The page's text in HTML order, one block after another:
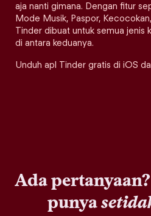
aja nanti gimana. Dengan fitur
Mode Musik, Paspor,
Tinder dibuat untuk semua jenis
di antara keduanya.
Unduh apl Tinder gratis di iOS
Ada
punya